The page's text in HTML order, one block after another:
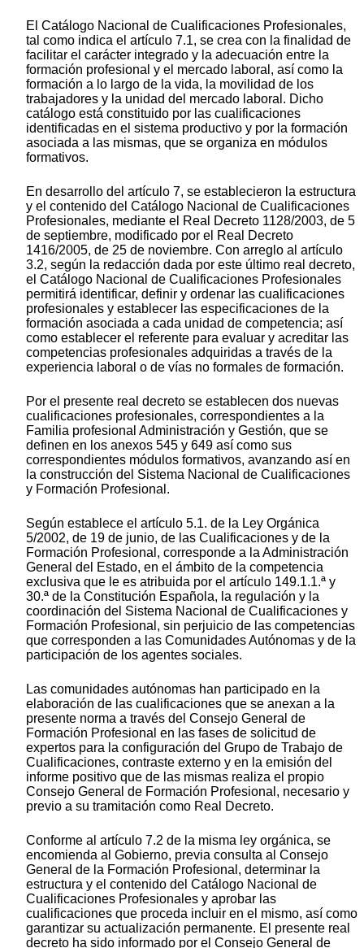
El Catálogo Nacional de Cualificaciones Profesionales,
tal como indica el artículo 7.1, se crea con la finalidad de
facilitar el carácter integrado y la adecuación entre la
formación profesional y el mercado laboral, así como la
formación a lo largo de la vida, la movilidad de los
trabajadores y la unidad del mercado laboral. Dicho
catálogo está constituido por las cualificaciones
identificadas en el sistema productivo y por la formación
asociada a las mismas, que se organiza en módulos
formativos.
En desarrollo del artículo 7, se establecieron la estructura
y el contenido del Catálogo Nacional de Cualificaciones
Profesionales, mediante el Real Decreto 1128/2003, de 5
de septiembre, modificado por el Real Decreto
1416/2005, de 25 de noviembre. Con arreglo al artículo
3.2, según la redacción dada por este último real decreto,
el Catálogo Nacional de Cualificaciones Profesionales
permitirá identificar, definir y ordenar las cualificaciones
profesionales y establecer las especificaciones de la
formación asociada a cada unidad de competencia; así
como establecer el referente para evaluar y acreditar las
competencias profesionales adquiridas a través de la
experiencia laboral o de vías no formales de formación.
Por el presente real decreto se establecen dos nuevas
cualificaciones profesionales, correspondientes a la
Familia profesional Administración y Gestión, que se
definen en los anexos 545 y 649 así como sus
correspondientes módulos formativos, avanzando así en
la construcción del Sistema Nacional de Cualificaciones
y Formación Profesional.
Según establece el artículo 5.1. de la Ley Orgánica
5/2002, de 19 de junio, de las Cualificaciones y de la
Formación Profesional, corresponde a la Administración
General del Estado, en el ámbito de la competencia
exclusiva que le es atribuida por el artículo 149.1.1.ª y
30.ª de la Constitución Española, la regulación y la
coordinación del Sistema Nacional de Cualificaciones y
Formación Profesional, sin perjuicio de las competencias
que corresponden a las Comunidades Autónomas y de la
participación de los agentes sociales.
Las comunidades autónomas han participado en la
elaboración de las cualificaciones que se anexan a la
presente norma a través del Consejo General de
Formación Profesional en las fases de solicitud de
expertos para la configuración del Grupo de Trabajo de
Cualificaciones, contraste externo y en la emisión del
informe positivo que de las mismas realiza el propio
Consejo General de Formación Profesional, necesario y
previo a su tramitación como Real Decreto.
Conforme al artículo 7.2 de la misma ley orgánica, se
encomienda al Gobierno, previa consulta al Consejo
General de la Formación Profesional, determinar la
estructura y el contenido del Catálogo Nacional de
Cualificaciones Profesionales y aprobar las
cualificaciones que proceda incluir en el mismo, así como
garantizar su actualización permanente. El presente real
decreto ha sido informado por el Consejo General de